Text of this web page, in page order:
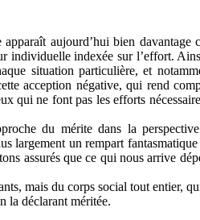
aujourd’hui bien davantage
individuelle indexée sur l’effort.
situation particulière, et
acception négative, qui rend
qui ne font pas les efforts
du mérite dans la
largement un rempart
assurés que ce qui nous arrive
mais du corps social tout entier,
la déclarant méritée.